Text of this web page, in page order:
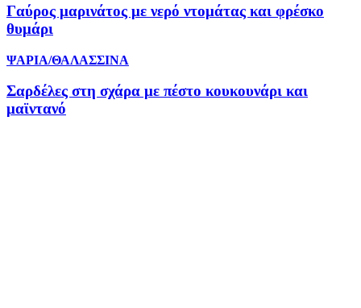
Γαύρος μαρινάτος με νερό ντομάτας και φρέσκο
θυμάρι
ΨΑΡΙΑ/ΘΑΛΑΣΣΙΝΑ
Σαρδέλες στη σχάρα με πέστο κουκουνάρι και
μαϊντανό